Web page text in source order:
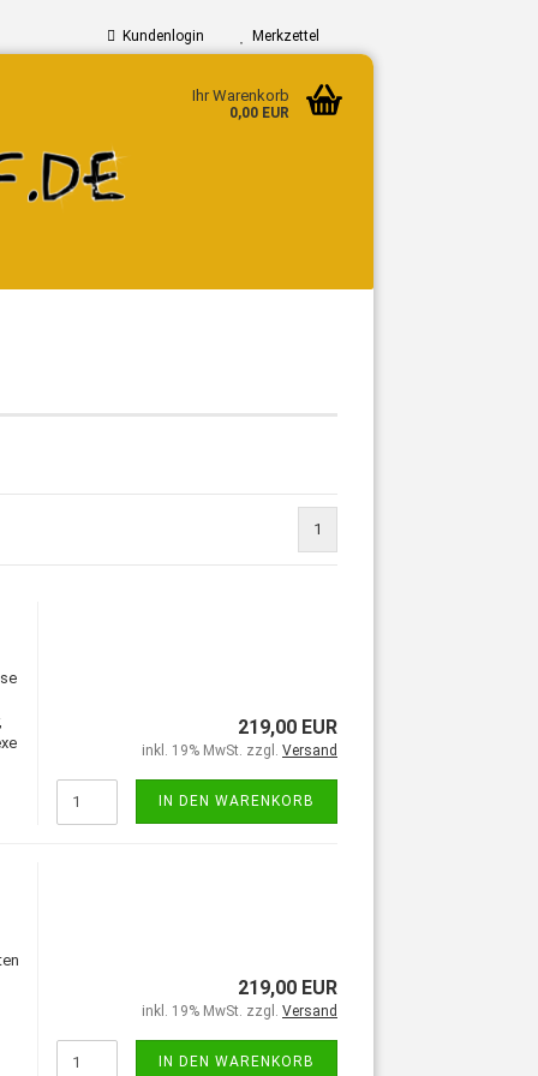
Kundenlogin Merkzettel
Ihr Warenkorb
0,00 EUR
1
219,00 EUR
inkl. 19% MwSt. zzgl. Versand
IN DEN WARENKORB
219,00 EUR
inkl. 19% MwSt. zzgl. Versand
IN DEN WARENKORB